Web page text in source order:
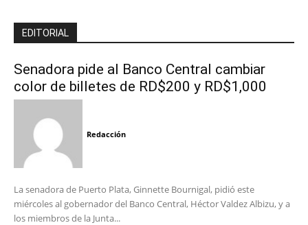
EDITORIAL
Senadora pide al Banco Central cambiar
color de billetes de RD$200 y RD$1,000
Redacción
La senadora de Puerto Plata, Ginnette Bournigal, pidió este
miércoles al gobernador del Banco Central, Héctor Valdez Albizu, y a
los miembros de la Junta...